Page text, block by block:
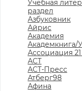
Учебная
раздел
Азбуковник
Айрис
Академия
Академкнига/
Ассоциация
АСТ
АСТ-Пресс
Атберг98
Афина